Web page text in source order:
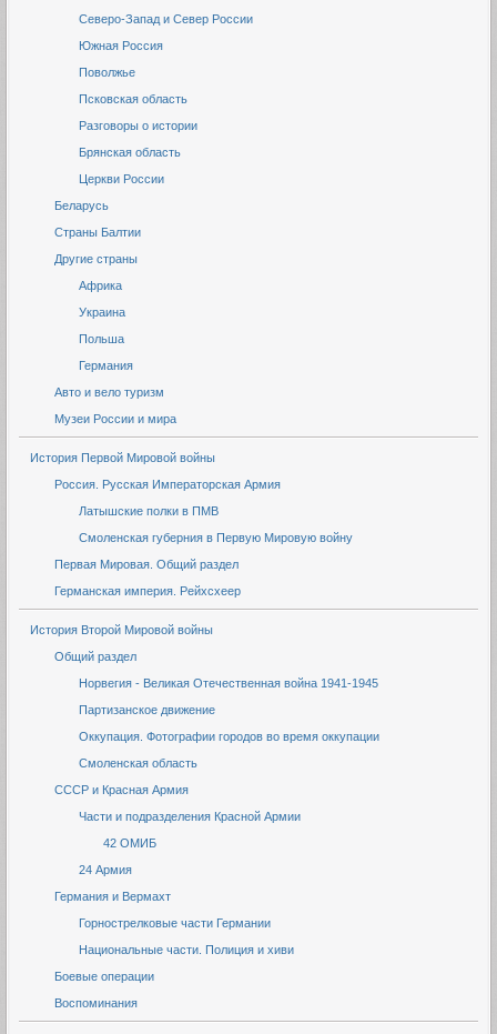
Северо-Запад и Север России
Южная Россия
Поволжье
Псковская область
Разговоры о истории
Брянская область
Церкви России
Беларусь
Страны Балтии
Другие страны
Африка
Украина
Польша
Германия
Авто и вело туризм
Музеи России и мира
История Первой Мировой войны
Россия. Русская Императорская Армия
Латышские полки в ПМВ
Смоленская губерния в Первую Мировую войну
Первая Мировая. Общий раздел
Германская империя. Рейхсхеер
История Второй Мировой войны
Общий раздел
Норвегия - Великая Отечественная война 1941-1945
Партизанское движение
Оккупация. Фотографии городов во время оккупации
Смоленская область
СССР и Красная Армия
Части и подразделения Красной Армии
42 ОМИБ
24 Армия
Германия и Вермахт
Горнострелковые части Германии
Национальные части. Полиция и хиви
Боевые операции
Воспоминания